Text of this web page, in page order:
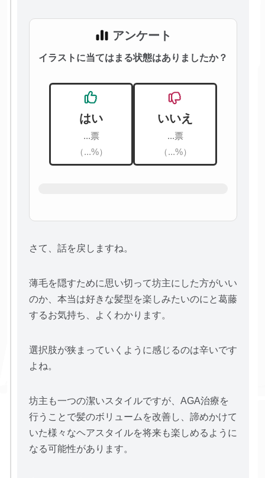
アンケート
イラストに当てはまる状態はありましたか？
はい
...票
（...%）
いいえ
...票
（...%）
さて、話を戻しますね。
薄毛を隠すために思い切って坊主にした方がいい
のか、本当は好きな髪型を楽しみたいのにと葛藤
するお気持ち、よくわかります。
選択肢が狭まっていくように感じるのは辛いです
よね。
坊主も一つの潔いスタイルですが、AGA治療を
行うことで髪のボリュームを改善し、諦めかけて
いた様々なヘアスタイルを将来も楽しめるように
なる可能性があります。